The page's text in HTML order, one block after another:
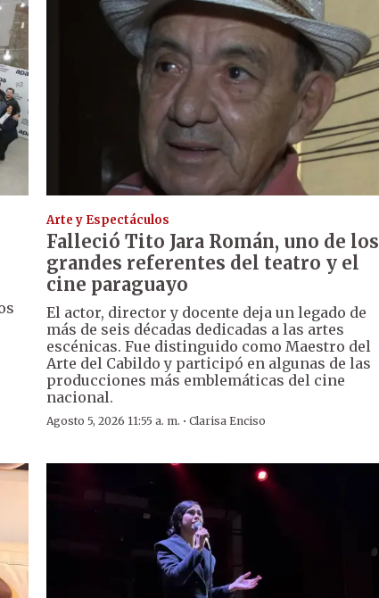
Arte y Espectáculos
Falleció Tito Jara Román, uno de los
grandes referentes del teatro y el
cine paraguayo
El actor, director y docente deja un legado de
más de seis décadas dedicadas a las artes
escénicas. Fue distinguido como Maestro del
Arte del Cabildo y participó en algunas de las
producciones más emblemáticas del cine
nacional.
Agosto 5, 2026 11:55 a. m. ·Clarisa Enciso